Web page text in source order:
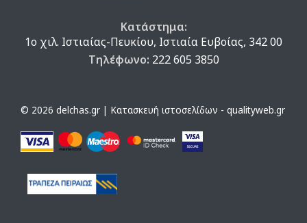
Κατάστημα:
1ο χιλ. Ιστιαίας-Πευκίου, Ιστιαία Ευβοίας, 342 00
Τηλέφωνο: 222 605 3850
© 2026 delchas.gr | Κατασκευή ιστοσελίδων - qualityweb.gr